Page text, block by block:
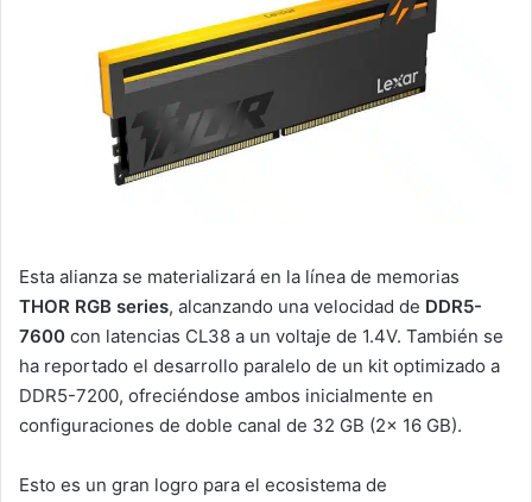
Esta alianza se materializará en la línea de memorias
THOR RGB series, alcanzando una velocidad de DDR5-
7600 con latencias CL38 a un voltaje de 1.4V. También se
ha reportado el desarrollo paralelo de un kit optimizado a
DDR5-7200, ofreciéndose ambos inicialmente en
configuraciones de doble canal de 32 GB (2x 16 GB).
Esto es un gran logro para el ecosistema de